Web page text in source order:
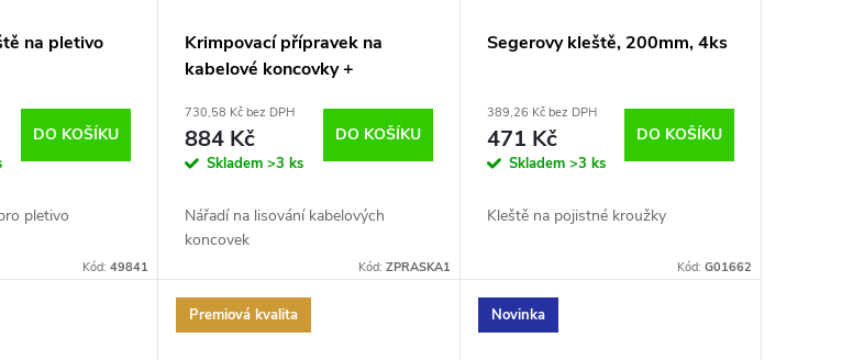
na pletivo
DO KOŠÍKU
pletivo
Kód:49841
Krimpovací přípravek na
kabelové koncovky +
730,58 Kč bez DPH
884 Kč
Skladem>3 ks
DO KOŠÍKU
Nářadí na lisování kabelových
koncovek
Kód: ZPRASKA1
Segerovy kleště, 200mm, 4ks
389,26 Kč bez DPH
471 Kč
Skladem >3 ks
DO KOŠÍKU
Kleště na pojistné kroužky
Kód: G01662
Premiová kvalita Novinka